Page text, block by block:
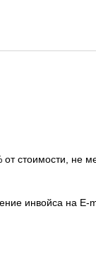
стоимости, не
инвойса на E-